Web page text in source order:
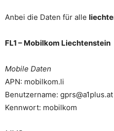
Anbei die Daten für alle
FL1 – Mobilkom Liechtenstein
Mobile Daten
APN: mobilkom.li
Benutzername: gprs@a1plus.at
Kennwort: mobilkom